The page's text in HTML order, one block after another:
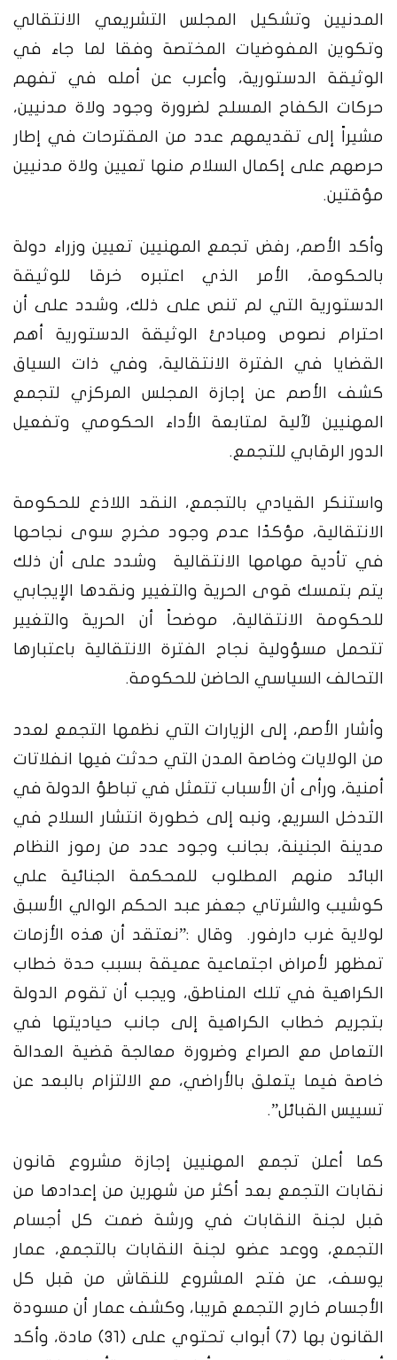
المدنيين وتشكيل المجلس التشريعي الانتقالي
وتكوين المفوضيات المختصة وفقا لما جاء في
الوثيقة الدستورية، وأعرب عن أمله في تفهم
حركات الكفاح المسلح لضرورة وجود ولاة مدنيين،
مشيراً إلى تقديمهم عدد من المقترحات في إطار
حرصهم على إكمال السلام منها تعيين ولاة مدنيين
مؤقتين.
وأكد الأصم، رفض تجمع المهنيين تعيين وزراء دولة
بالحكومة، الأمر الذي اعتبره خرقا للوثيقة
الدستورية التي لم تنص على ذلك، وشدد على أن
احترام نصوص ومبادئ الوثيقة الدستورية أهم
القضايا في الفترة الانتقالية، وفي ذات السياق
كشف الأصم عن إجازة المجلس المركزي لتجمع
المهنيين لآلية لمتابعة الأداء الحكومي وتفعيل
الدور الرقابي للتجمع.
واستنكر القيادي بالتجمع، النقد اللاذع للحكومة
الانتقالية، مؤكدًا عدم وجود مخرج سوى نجاحها
في تأدية مهامها الانتقالية وشدد على أن ذلك
يتم بتمسك قوى الحرية والتغيير ونقدها الإيجابي
للحكومة الانتقالية، موضحاً أن الحرية والتغيير
تتحمل مسؤولية نجاح الفترة الانتقالية باعتبارها
التحالف السياسي الحاضن للحكومة.
وأشار الأصم، إلى الزيارات التي نظمها التجمع لعدد
من الولايات وخاصة المدن التي حدثت فيها انفلاتات
أمنية، ورأى أن الأسباب تتمثل في تباطؤ الدولة في
التدخل السريع، ونبه إلى خطورة انتشار السلاح في
مدينة الجنينة، بجانب وجود عدد من رموز النظام
البائد منهم المطلوب للمحكمة الجنائية علي
كوشيب والشرتاي جعفر عبد الحكم الوالي الأسبق
لولاية غرب دارفور.
وقال :”نعتقد أن هذه الأزمات
تمظهر لأمراض اجتماعية عميقة بسبب حدة خطاب
الكراهية في تلك المناطق، ويجب أن تقوم الدولة
بتجريم خطاب الكراهية إلى جانب حياديتها في
التعامل مع الصراع وضرورة معالجة قضية العدالة
خاصة فيما يتعلق بالأراضي، مع الالتزام بالبعد عن
تسييس القبائل”.
كما أعلن تجمع المهنيين إجازة مشروع قانون
نقابات التجمع بعد أكثر من شهرين من إعدادها من
قبل لجنة النقابات في ورشة ضمت كل أجسام
التجمع، ووعد عضو لجنة النقابات بالتجمع، عمار
يوسف، عن فتح المشروع للنقاش من قبل كل
الأجسام خارج التجمع قريبا، وكشف عمار أن مسودة
القانون بها (7) أبواب تحتوي على (31) مادة، وأكد